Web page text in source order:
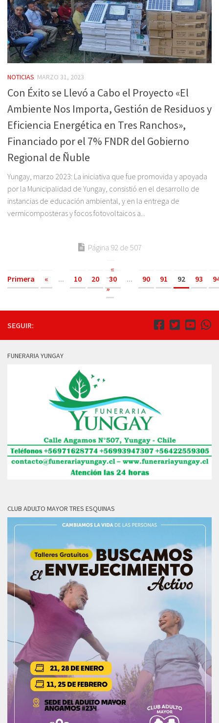
NOTICIAS MARZO 31, 2023
Con Éxito se Llevó a Cabo el Proyecto «El
Ambiente Nos Importa, Gestión de Residuos y
Eficiencia Energética en Tres Ranchos»,
Financiado por el 7% FNDR del Gobierno
Regional de Ñuble
Yungay, marzo 2023: La iniciativa que fue promovida y apoyada
por la Municipalidad de Yungay, consistió en el desarrollo de
instancias de educación ambiental, y en la entrega de
vermicomposteras y focos fotovoltaicos a...
Página 92 de 507
«
Primera
« ... 10 20 30 ... 90 91 92 93
»
SEGUIR:
FUNERARIA YUNGAY
CLUB ADULTO MAYOR TRES ESQUINAS